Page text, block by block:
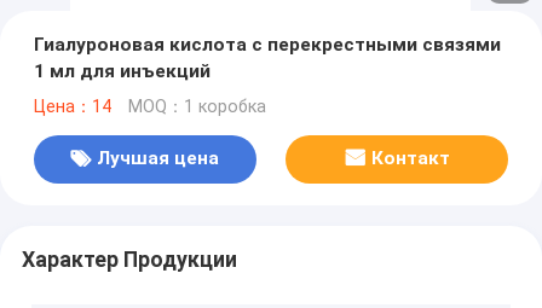
Гиалуроновая кислота с перекрестными связями
1 мл для инъекций
Цена：14 MOQ：1 коробка
Лучшая цена Контакт
Характер Продукции